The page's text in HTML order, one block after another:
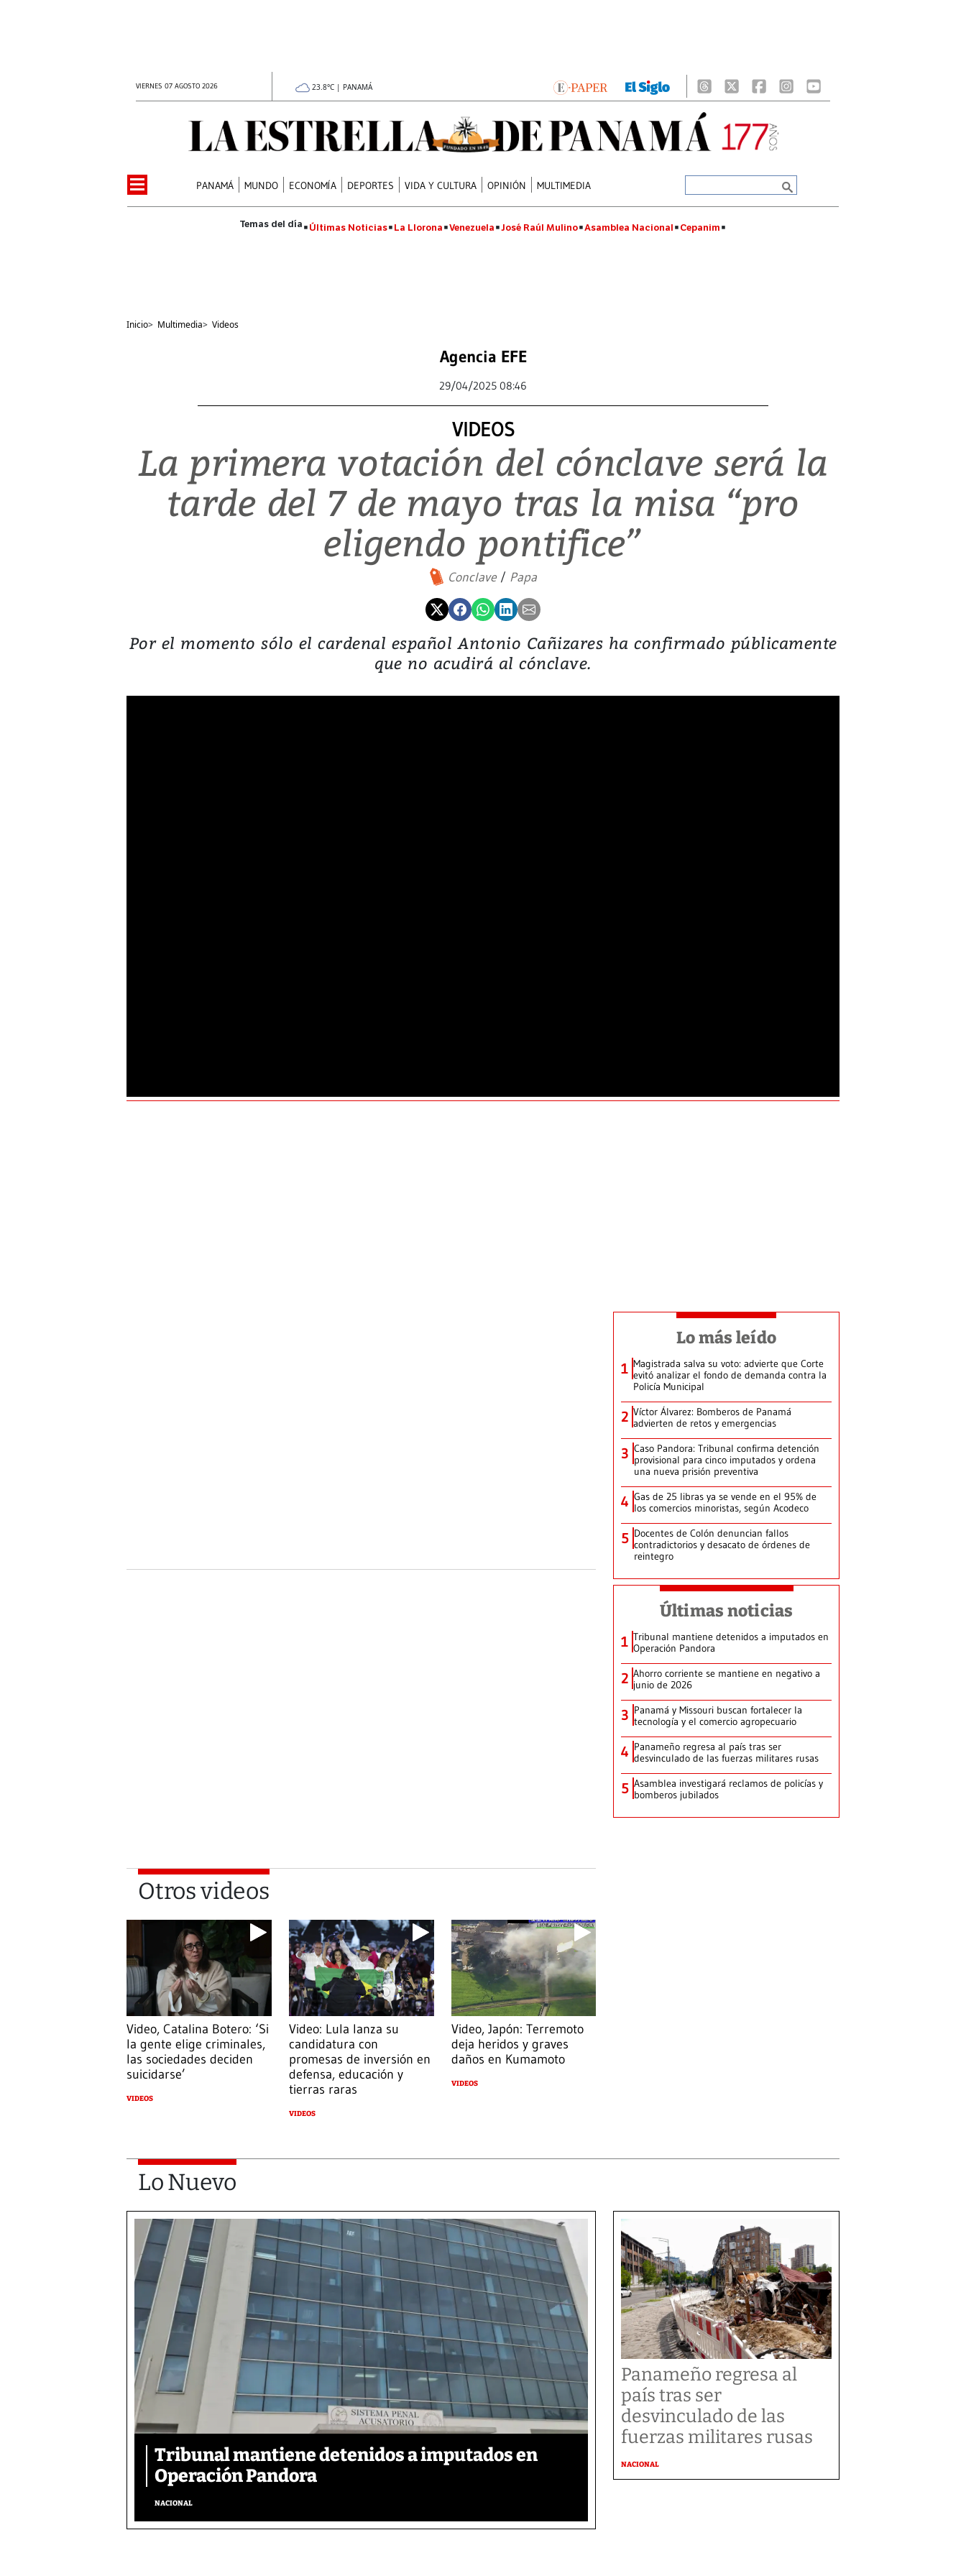
VIERNES 07 AGOSTO 2026 23.8°C | PANAMÁ
PANAMÁ MUNDO ECONOMÍA DEPORTES VIDA Y CULTURA OPINIÓN MULTIMEDIA
Últimas Noticias La Llorona Venezuela José Raúl Mulino Asamblea Nacional Cepanim
Inicio> Multimedia> Videos
Agencia EFE
29/04/2025 08:46
VIDEOS
La primera votación del cónclave será la
tarde del 7 de mayo tras la misa “pro
eligendo pontifice”
Conclave Papa
Por el momento sólo el cardenal español Antonio Cañizares ha confirmado públicamente
que no acudirá al cónclave.
Otros videos
Video, Catalina Botero: ‘Si
la gente elige criminales,
las sociedades deciden
suicidarse’
VIDEOS
Video: Lula lanza su
candidatura con
promesas de inversión en
defensa, educación y
tierras raras
VIDEOS
Video, Japón: Terremoto
deja heridos y graves
daños en Kumamoto
VIDEOS
Lo más leído
1 Magistrada salva su voto: advierte que Corte
evitó analizar el fondo de demanda contra la
Policía Municipal
2 Víctor Álvarez: Bomberos de Panamá
advierten de retos y emergencias
3 Caso Pandora: Tribunal confirma detención
provisional para cinco imputados y ordena
una nueva prisión preventiva
4 Gas de 25 libras ya se vende en el 95% de
los comercios minoristas, según Acodeco
5 Docentes de Colón denuncian fallos
contradictorios y desacato de órdenes de
reintegro
Últimas noticias
1 Tribunal mantiene detenidos a imputados en
Operación Pandora
2 Ahorro corriente se mantiene en negativo a
junio de 2026
3 Panamá y Missouri buscan fortalecer la
tecnología y el comercio agropecuario
4 Panameño regresa al país tras ser
desvinculado de las fuerzas militares rusas
5 Asamblea investigará reclamos de policías y
bomberos jubilados
Lo Nuevo
Tribunal mantiene detenidos a imputados en
Operación Pandora
NACIONAL
Panameño regresa al
país tras ser
desvinculado de las
fuerzas militares rusas
NACIONAL